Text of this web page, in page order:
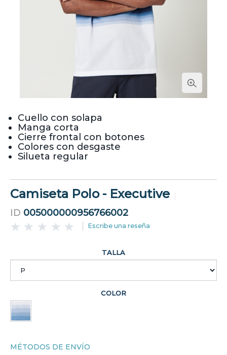
Cuello con solapa
Manga corta
Cierre frontal con botones
Colores con desgaste
Silueta regular
Camiseta Polo - Executive
ID 005000000956766002
Escribe una reseña
TALLA
COLOR
MÉTODOS DE ENVÍO